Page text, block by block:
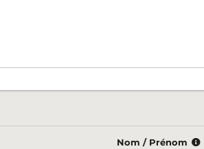
Nom / Prénom